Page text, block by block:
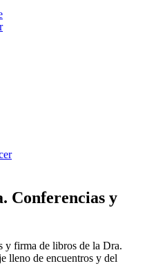
Conferencias y
y firma de libros de la Dra.
lleno de encuentros y del